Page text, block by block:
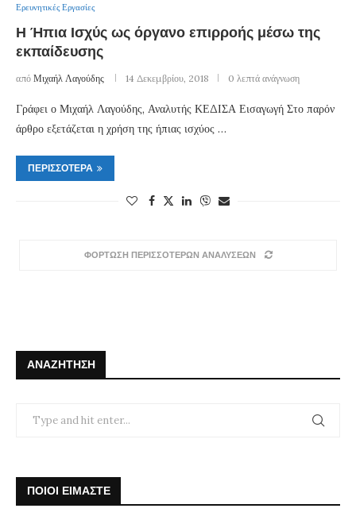
Ερευνητικές Εργασίες
Η Ήπια Ισχύς ως όργανο επιρροής μέσω της
εκπαίδευσης
από Μιχαήλ Λαγούδης 14 Δεκεμβρίου, 2018 0 λεπτά ανάγνωση
Γράφει ο Μιχαήλ Λαγούδης, Αναλυτής ΚΕΔΙΣΑ Εισαγωγή Στο παρόν
άρθρο εξετάζεται η χρήση της ήπιας ισχύος …
ΠΕΡΙΣΣΌΤΕΡΑ
ΦΟΡΤΩΣΗ ΠΕΡΙΣΣΟΤΕΡΩΝ ΑΝΑΛΥΣΕΩΝ
ΑΝΑΖΉΤΗΣΗ
ΠΟΙΟΙ ΕΙΜΑΣΤΕ